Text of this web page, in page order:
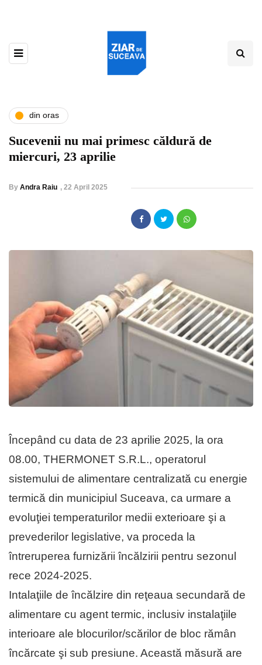
din oras
Sucevenii nu mai primesc căldură de
miercuri, 23 aprilie
By Andra Raiu , 22 April 2025
Începând cu data de 23 aprilie 2025, la ora
08.00, THERMONET S.R.L., operatorul
sistemului de alimentare centralizată cu energie
termică din municipiul Suceava, ca urmare a
evoluţiei temperaturilor medii exterioare şi a
prevederilor legislative, va proceda la
întreruperea furnizării încălzirii pentru sezonul
rece 2024-2025.
Intalaţiile de încălzire din reţeaua secundară de
alimentare cu agent termic, inclusiv instalaţiile
interioare ale blocurilor/scărilor de bloc rămân
încărcate şi sub presiune. Această măsură are